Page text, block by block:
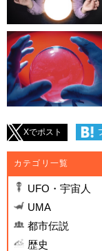
Xでポスト
カテゴリ一覧
UFO・宇宙人
UMA
都市伝説
歴史